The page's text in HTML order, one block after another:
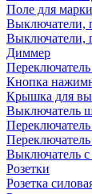
Поле для
Выключатели,
Выключатели,
Диммер
Кнопка
Крышка для
Выключатель
Выключатель
Розетки
Розетка